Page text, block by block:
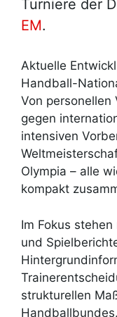
Turniere der
EM.
Aktuelle
Handball-
Von personellen
gegen
intensiven
Olympia – alle
kompakt
Im Fokus
und
strukturellen